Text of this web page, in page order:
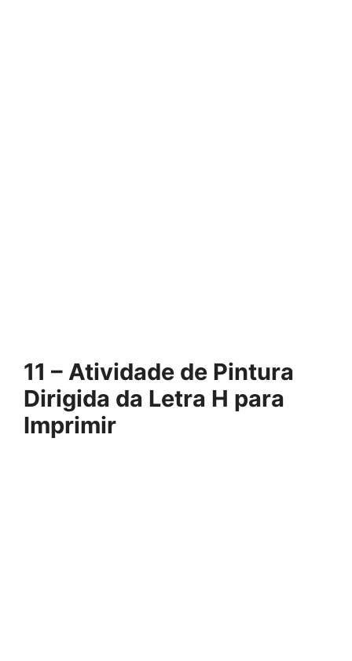
11 – Atividade de Pintura
Dirigida da Letra H para
Imprimir